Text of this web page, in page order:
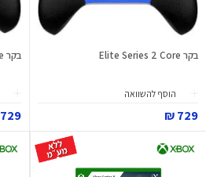
בקר Elite Series 2 Core
הוסף להשוואה
729 ₪
בקר Elite Series 2 Core
729 ₪